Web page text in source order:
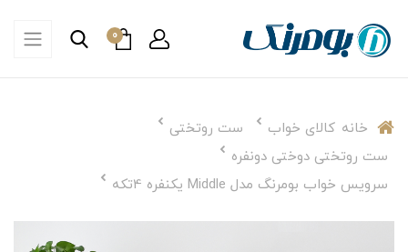
0
خانه کالای خواب
ست روتختی
ست روتختی دوختی دونفره
سرویس خواب بومرنگ مدل Middle یکنفره 4تکه